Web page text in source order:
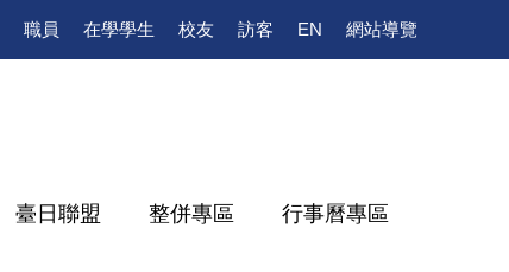
職員 在學學生 校友 訪客 EN 網站導覽
臺日聯盟 整併專區 行事曆專區